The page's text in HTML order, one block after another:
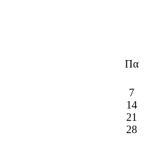
Πα
7
14
21
28